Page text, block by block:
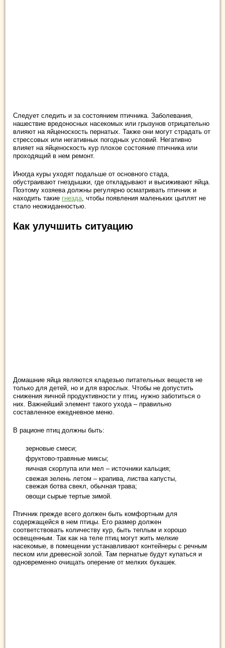
Следует следить и за состоянием птичника. Заболевания,
нашествие вредоносных насекомых или грызунов отрицательно
влияют на яйценоскость пернатых. Также они могут страдать от
стрессовых или негативных погодных условий. Негативно
влияет на яйценоскость кур плохое состояние птичника или
проходящий в нем ремонт.
Иногда куры уходят подальше от основного стада,
обустраивают гнездышки, где откладывают и высиживают яйца.
Поэтому хозяева должны регулярно осматривать птичник и
находить такие гнезда, чтобы появления маленьких цыплят не
стало неожиданностью.
Как улучшить ситуацию
Домашние яйца являются кладезью питательных веществ не
только для детей, но и для взрослых. Чтобы не допустить
снижения яичной продуктивности у птиц, нужно заботиться о
них. Важнейший элемент такого ухода – правильно
составленное ежедневное меню.
В рационе птиц должны быть:
зерновые смеси;
фруктово-травяные миксы;
яичная скорлупа или мел – источники кальция;
свежая зелень летом – крапива, листва капусты,
свежая ботва свекл, обычная трава;
овощи сырые тертые зимой.
Птичник прежде всего должен быть комфортным для
содержащейся в нем птицы. Его размер должен
соответствовать количеству кур, быть теплым и хорошо
освещенным. Так как на теле птиц могут жить мелкие
насекомые, в помещении устанавливают контейнеры с речным
песком или древесной золой. Там пернатые будут купаться и
одновременно очищать оперение от мелких букашек.